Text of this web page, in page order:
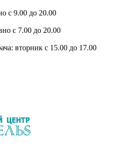
с 9.00 до 20.00
с 7.00 до 20.00
вторник с 15.00 до 17.00